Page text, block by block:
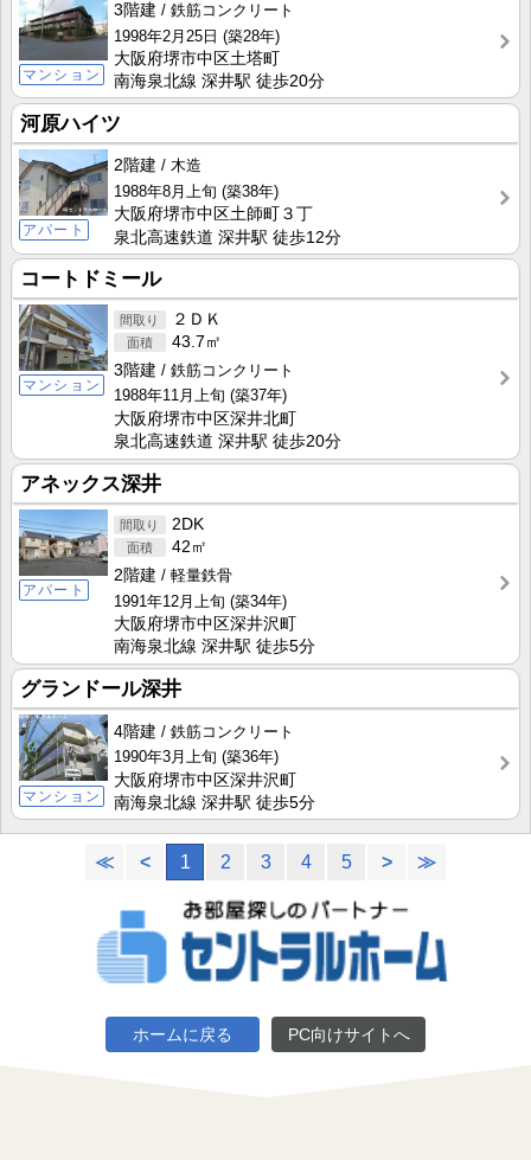
マンション
3階建
鉄筋コンクリート
1998年2月25日 (築28年)
大阪府堺市中区土塔町
南海泉北線 深井駅 徒歩20分
河原ハイツ
アパート
2階建
木造
1988年8月上旬 (築38年)
大阪府堺市中区土師町３丁
泉北高速鉄道 深井駅 徒歩12分
コートドミール
マンション
２ＤＫ
43.7㎡
3階建
鉄筋コンクリート
1988年11月上旬 (築37年)
大阪府堺市中区深井北町
泉北高速鉄道 深井駅 徒歩20分
アネックス深井
アパート
2DK
42㎡
2階建
軽量鉄骨
1991年12月上旬 (築34年)
大阪府堺市中区深井沢町
南海泉北線 深井駅 徒歩5分
グランドール深井
マンション
4階建
鉄筋コンクリート
1990年3月上旬 (築36年)
大阪府堺市中区深井沢町
南海泉北線 深井駅 徒歩5分
≪ < 1 2 3 4 5 > ≫
ホームに戻る PC向けサイトへ